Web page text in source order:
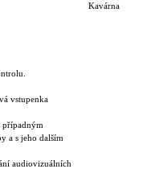
vstupenka
případným
a s jeho dalším
audiovizuálních
Kavárna